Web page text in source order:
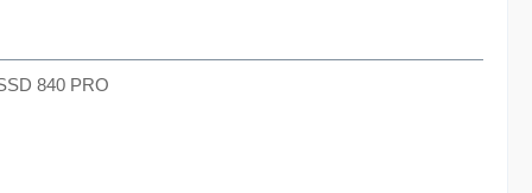
840 PRO